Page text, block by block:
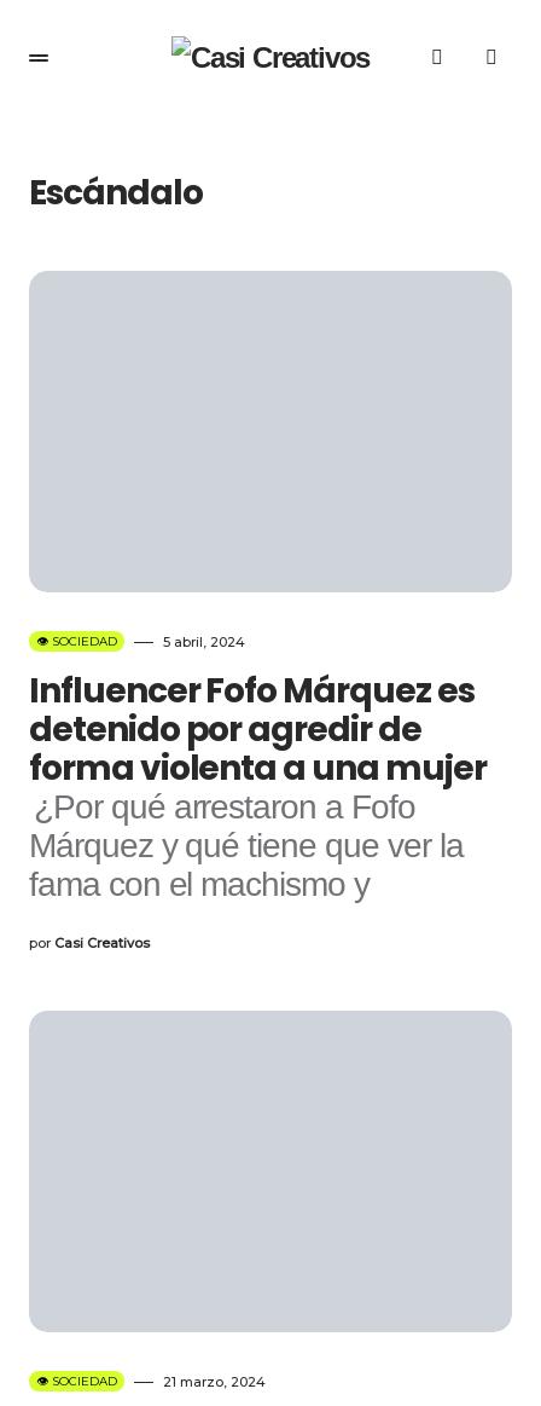
Escándalo
👁️ SOCIEDAD 5 abril, 2024
Influencer Fofo Márquez es
detenido por agredir de
forma violenta a una mujer
¿Por qué arrestaron a Fofo
Márquez y qué tiene que ver la
fama con el machismo y
por Casi Creativos
👁️ SOCIEDAD 21 marzo, 2024